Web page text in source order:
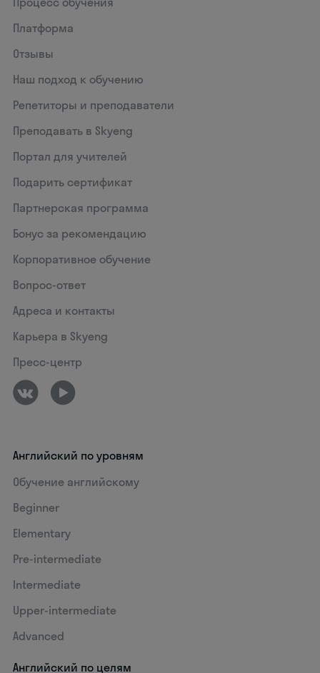
Платформа
Отзывы
Наш подход к обучению
Репетиторы и преподаватели
Преподавать в Skyeng
Портал для учителей
Подарить сертификат
Партнерская программа
Бонус за рекомендацию
Корпоративное обучение
Вопрос-ответ
Адреса и контакты
Карьера в Skyeng
Пресс-центр
Английский по уровням
Обучение английскому
Beginner
Elementary
Pre-intermediate
Intermediate
Upper-intermediate
Advanced
Английский по целям